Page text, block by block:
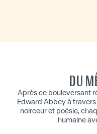
DU
Après ce bouleversant
Edward Abbey à
noirceur et poésie,
humaine